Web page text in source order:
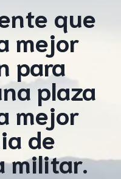
que
mejor
para
plaza
mejor
de
militar.